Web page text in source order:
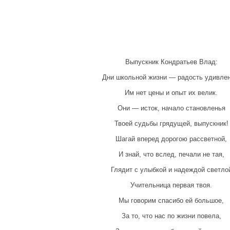
Выпускник Кондратьев Влад:
Дни школьной жизни — радость
Им нет цены и опыт их велик.
Они — исток, начало становленья
Твоей судьбы грядущей, выпускник!
Шагай вперед дорогою рассветной,
И знай, что вслед, печали не тая,
Глядит с улыбкой и надеждой
Учительница первая твоя.
Мы говорим спасибо ей большое,
За то, что нас по жизни повела,